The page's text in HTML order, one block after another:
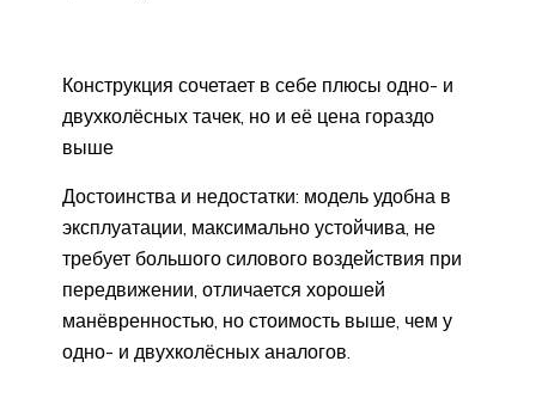
Конструкция сочетает в себе плюсы одно- и
двухколёсных тачек, но и её цена гораздо
выше
Достоинства и недостатки: модель удобна в
эксплуатации, максимально устойчива, не
требует большого силового воздействия при
передвижении, отличается хорошей
манёвренностью, но стоимость выше, чем у
одно- и двухколёсных аналогов.